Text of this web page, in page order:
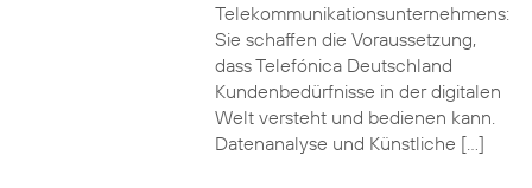
Telekommunikationsunternehmens:
Sie schaffen die Voraussetzung,
dass Telefónica Deutschland
Kundenbedürfnisse in der digitalen
Welt versteht und bedienen kann.
Datenanalyse und Künstliche […]